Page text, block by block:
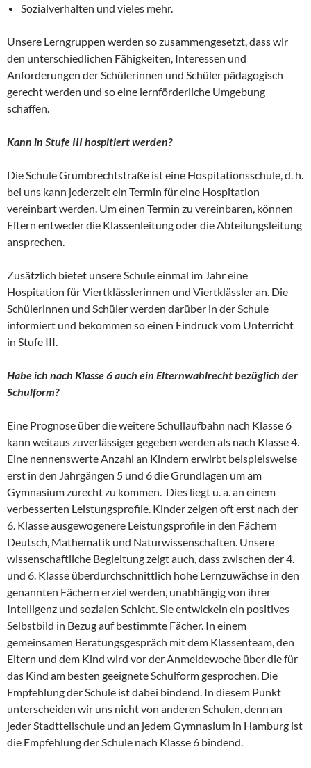
Sozialverhalten und vieles mehr.
Unsere Lerngruppen werden so zusammengesetzt, dass wir
den unterschiedlichen Fähigkeiten, Interessen und
Anforderungen der Schülerinnen und Schüler pädagogisch
gerecht werden und so eine lernförderliche Umgebung
schaffen.
Kann in Stufe III hospitiert werden?
Die Schule Grumbrechtstraße ist eine Hospitationsschule, d. h.
bei uns kann jederzeit ein Termin für eine Hospitation
vereinbart werden. Um einen Termin zu vereinbaren, können
Eltern entweder die Klassenleitung oder die Abteilungsleitung
ansprechen.
Zusätzlich bietet unsere Schule einmal im Jahr eine
Hospitation für Viertklässlerinnen und Viertklässler an. Die
Schülerinnen und Schüler werden darüber in der Schule
informiert und bekommen so einen Eindruck vom Unterricht
in Stufe III.
Habe ich nach Klasse 6 auch ein Elternwahlrecht bezüglich der
Schulform?
Eine Prognose über die weitere Schullaufbahn nach Klasse 6
kann weitaus zuverlässiger gegeben werden als nach Klasse 4.
Eine nennenswerte Anzahl an Kindern erwirbt beispielsweise
erst in den Jahrgängen 5 und 6 die Grundlagen um am
Gymnasium zurecht zu kommen. Dies liegt u. a. an einem
verbesserten Leistungsprofile. Kinder zeigen oft erst nach der
6. Klasse ausgewogenere Leistungsprofile in den Fächern
Deutsch, Mathematik und Naturwissenschaften. Unsere
wissenschaftliche Begleitung zeigt auch, dass zwischen der 4.
und 6. Klasse überdurchschnittlich hohe Lernzuwächse in den
genannten Fächern erziel werden, unabhängig von ihrer
Intelligenz und sozialen Schicht. Sie entwickeln ein positives
Selbstbild in Bezug auf bestimmte Fächer. In einem
gemeinsamen Beratungsgespräch mit dem Klassenteam, den
Eltern und dem Kind wird vor der Anmeldewoche über die für
das Kind am besten geeignete Schulform gesprochen. Die
Empfehlung der Schule ist dabei bindend. In diesem Punkt
unterscheiden wir uns nicht von anderen Schulen, denn an
jeder Stadtteilschule und an jedem Gymnasium in Hamburg ist
die Empfehlung der Schule nach Klasse 6 bindend.